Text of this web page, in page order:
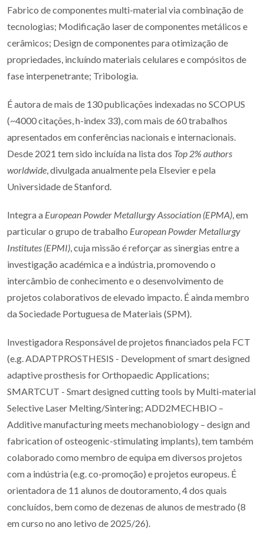
Fabrico de componentes multi-material via combinação de
tecnologias; Modificação laser de componentes metálicos e
cerâmicos; Design de componentes para otimização de
propriedades, incluíndo materiais celulares e compósitos de
fase interpenetrante; Tribologia.
É autora de mais de 130 publicações indexadas no SCOPUS
(~4000 citações, h-index 33), com mais de 60 trabalhos
apresentados em conferências nacionais e internacionais.
Desde 2021 tem sido incluída na lista dos Top 2% authors
worldwide, divulgada anualmente pela Elsevier e pela
Universidade de Stanford.
Integra a European Powder Metallurgy Association (EPMA), em
particular o grupo de trabalho European Powder Metallurgy
Institutes (EPMI), cuja missão é reforçar as sinergias entre a
investigação académica e a indústria, promovendo o
intercâmbio de conhecimento e o desenvolvimento de
projetos colaborativos de elevado impacto. É ainda membro
da Sociedade Portuguesa de Materiais (SPM).
Investigadora Responsável de projetos financiados pela FCT
(e.g. ADAPTPROSTHESIS - Development of smart designed
adaptive prosthesis for Orthopaedic Applications;
SMARTCUT - Smart designed cutting tools by Multi-material
Selective Laser Melting/Sintering; ADD2MECHBIO –
Additive manufacturing meets mechanobiology – design and
fabrication of osteogenic-stimulating implants), tem também
colaborado como membro de equipa em diversos projetos
com a indústria (e.g. co-promoção) e projetos europeus. É
orientadora de 11 alunos de doutoramento, 4 dos quais
concluídos, bem como de dezenas de alunos de mestrado (8
em curso no ano letivo de 2025/26).